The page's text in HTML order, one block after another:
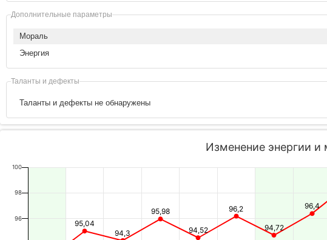
Дополнительные параметры
Мораль
Энергия
Таланты и дефекты
Таланты и дефекты не обнаружены
Изменение энергии и
95,04
94,3
95,98
94,52
96,2
94,72
96,4
96
98
100